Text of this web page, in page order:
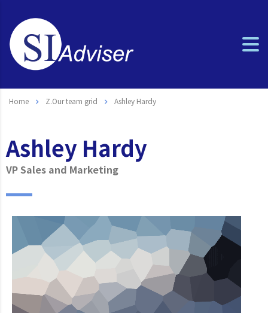
Home Z.Our team grid Ashley Hardy
Ashley Hardy
VP Sales and Marketing